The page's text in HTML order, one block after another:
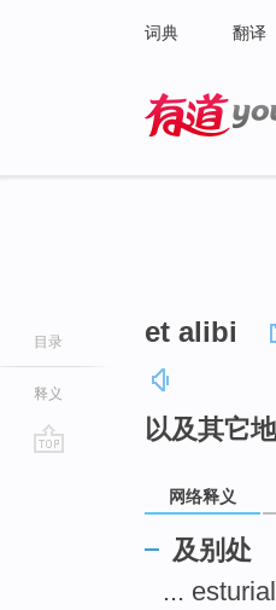
词典 翻译
目录
释义
et alibi
以及其它
网络释义
及别处
...